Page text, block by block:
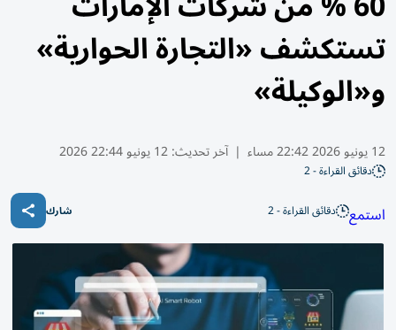
تستكشف «التجارة الحوارية»
و«الوكيلة»
12 يونيو 2026 22:42 مساء | آخر تحديث:12 يونيو 22:44 2026
دقائق القراءة - 2
استمع دقائق القراءة - 2 شارك